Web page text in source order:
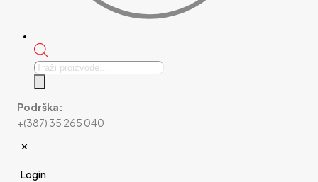
Products
Podrška:
+(387) 35 265 040
✕
Login